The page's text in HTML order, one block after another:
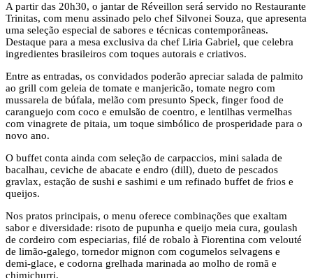
A partir das 20h30, o jantar de Réveillon será servido no Restaurante
Trinitas, com menu assinado pelo chef Silvonei Souza, que apresenta
uma seleção especial de sabores e técnicas contemporâneas.
Destaque para a mesa exclusiva da chef Liria Gabriel, que celebra
ingredientes brasileiros com toques autorais e criativos.
Entre as entradas, os convidados poderão apreciar salada de palmito
ao grill com geleia de tomate e manjericão, tomate negro com
mussarela de búfala, melão com presunto Speck, finger food de
caranguejo com coco e emulsão de coentro, e lentilhas vermelhas
com vinagrete de pitaia, um toque simbólico de prosperidade para o
novo ano.
O buffet conta ainda com seleção de carpaccios, mini salada de
bacalhau, ceviche de abacate e endro (dill), dueto de pescados
gravlax, estação de sushi e sashimi e um refinado buffet de frios e
queijos.
Nos pratos principais, o menu oferece combinações que exaltam
sabor e diversidade: risoto de pupunha e queijo meia cura, goulash
de cordeiro com especiarias, filé de robalo à Fiorentina com velouté
de limão-galego, tornedor mignon com cogumelos selvagens e
demi-glace, e codorna grelhada marinada ao molho de romã e
chimichurri.